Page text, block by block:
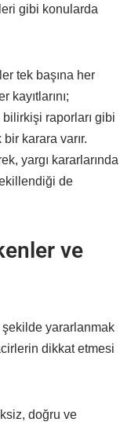
gibi konularda
tek başına her
bilirkişi raporları gibi
karara varır.
yargı kararlarında
de
ve
yararlanmak
dikkat etmesi
doğru ve